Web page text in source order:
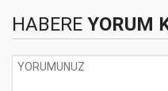
HABERE YORUM